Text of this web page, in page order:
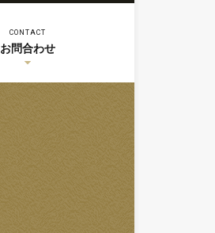
CONTACT
お問合わせ